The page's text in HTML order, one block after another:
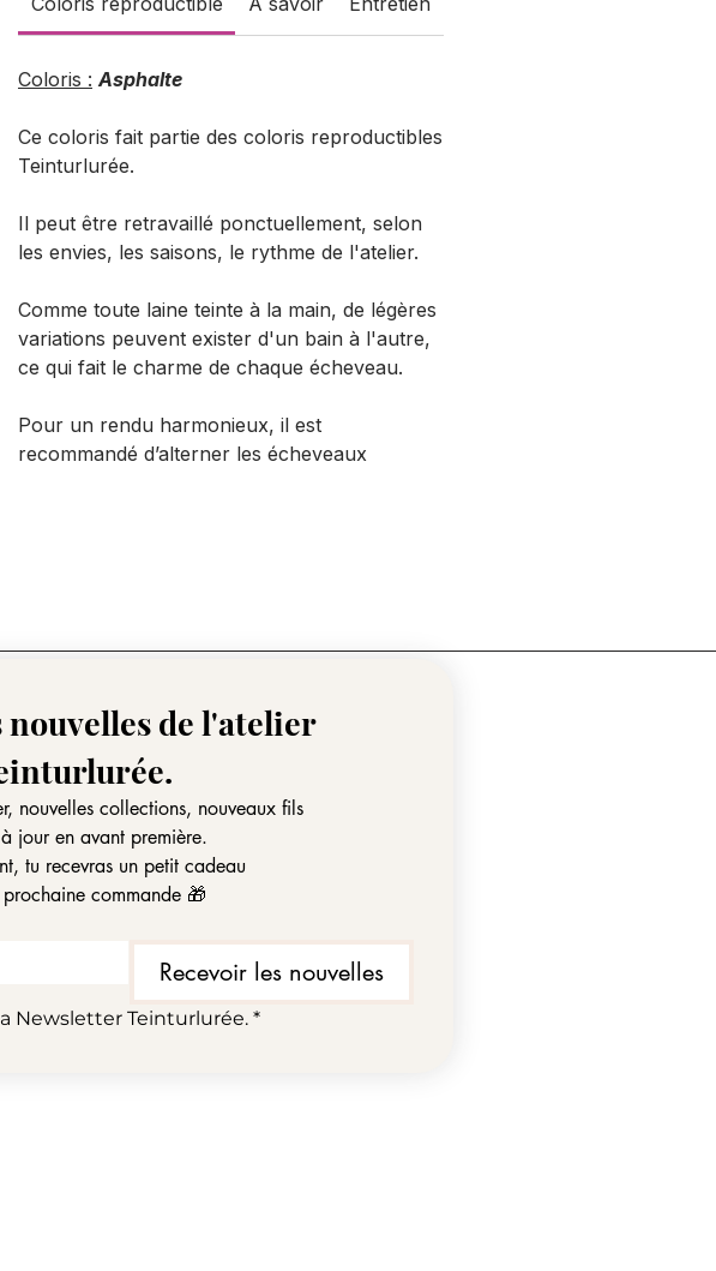
Coloris : Asphalte
Ce coloris fait partie des coloris reproductibles
Teinturlurée.
Il peut être retravaillé ponctuellement, selon
les envies, les saisons, le rythme de l'atelier.
Comme toute laine teinte à la main, de légères
variations peuvent exister d'un bain à l'autre,
ce qui fait le charme de chaque écheveau.
Pour un rendu harmonieux, il est
recommandé d’alterner les écheveaux
nouvelles de l'atelier
nouvelles collections, nouveaux fils
jour en avant première.
tu recevras un petit cadeau
commande 🎁
Recevoir les nouvelles
Newsletter Teinturlurée. *